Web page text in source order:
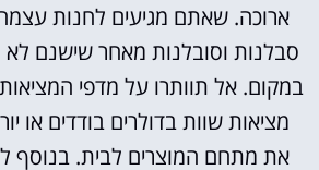
ארוכה. שאתם מגיעים לחנות
סבלנות וסובלנות מאחר שישנם לא
במקום. אל תוותרו על מדפי
מציאות שוות בדולרים בודדים או
את מתחם המוצרים לבית. בנוסף